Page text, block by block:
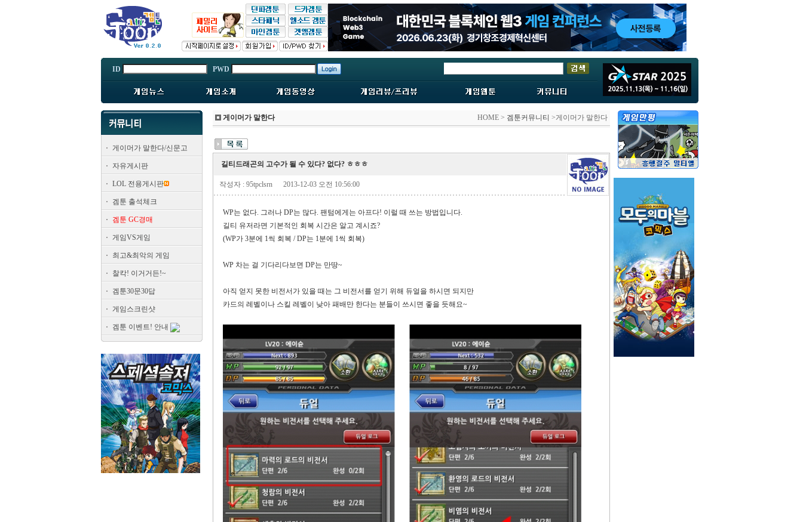
ID PWD
게이머가 말한다/신문고
자유게시판
LOL 전용게시판
겜툰 출석체크
겜툰 GC경매
게임VS게임
최고&최악의 게임
찰칵! 이거거든!~
겜툰30문30답
게임스크린샷
겜툰 이벤트! 안내
게이머가 말한다 HOME > 겜툰커뮤니티 >게이머가 말한다
길티드래곤의 고수가 될 수 있다? 없다? ㅎㅎㅎ
작성자 : 95tpclsrn 2013-12-03 오전 10:56:00
WP는 없다. 그러나 DP는 많다. 팬텀에게는 아프다! 이럴 때 쓰는 방법입니다.
길티 유저라면 기본적인 회복 시간은 알고 계시죠?
(WP가 3분에 1씩 회복 / DP는 1분에 1씩 회복)
WP 차는 걸 기다리다보면 DP는 만땅~
아직 얻지 못한 비전서가 있을 때는 그 비전서를 얻기 위해 듀얼을 하시면 되지만
카드의 레벨이나 스킬 레벨이 낮아 패배만 한다는 분들이 쓰시면 좋을 듯해요~